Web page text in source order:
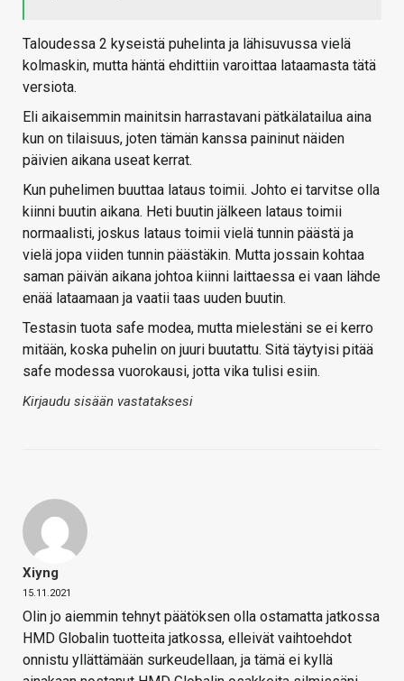
Taloudessa 2 kyseistä puhelinta ja lähisuvussa vielä
kolmaskin, mutta häntä ehdittiin varoittaa lataamasta tätä
versiota.
Eli aikaisemmin mainitsin harrastavani pätkälatailua aina
kun on tilaisuus, joten tämän kanssa paininut näiden
päivien aikana useat kerrat.
Kun puhelimen buuttaa lataus toimii. Johto ei tarvitse olla
kiinni buutin aikana. Heti buutin jälkeen lataus toimii
normaalisti, joskus lataus toimii vielä tunnin päästä ja
vielä jopa viiden tunnin päästäkin. Mutta jossain kohtaa
saman päivän aikana johtoa kiinni laittaessa ei vaan lähde
enää lataamaan ja vaatii taas uuden buutin.
Testasin tuota safe modea, mutta mielestäni se ei kerro
mitään, koska puhelin on juuri buutattu. Sitä täytyisi pitää
safe modessa vuorokausi, jotta vika tulisi esiin.
Kirjaudu sisään vastataksesi
Xiyng
15.11.2021
Olin jo aiemmin tehnyt päätöksen olla ostamatta jatkossa
HMD Globalin tuotteita jatkossa, elleivät vaihtoehdot
onnistu yllättämään surkeudellaan, ja tämä ei kyllä